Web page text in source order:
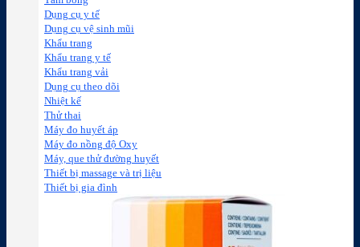
Dụng cụ y tế
Dụng cụ vệ sinh mũi
Khẩu trang
Khẩu trang y tế
Khẩu trang vải
Dụng cụ theo dõi
Nhiệt kế
Thử thai
Máy đo huyết áp
Máy đo nồng độ Oxy
Máy, que thử đường huyết
Thiết bị massage và trị liệu
Thiết bị gia đình